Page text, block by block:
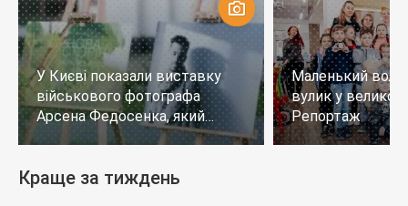
У Києві показали виставку
військового фотографа
Арсена Федосенка, який
загинув на війні
Маленький
вулик у
Репортаж
Краще за тиждень